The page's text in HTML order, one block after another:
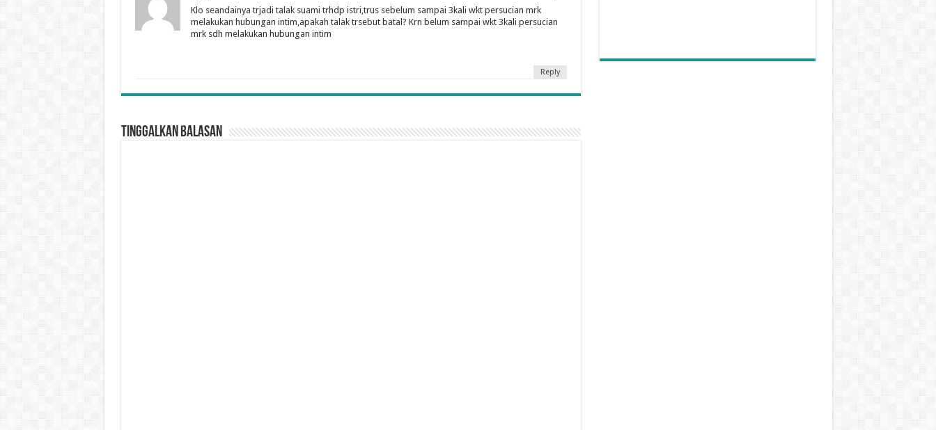
Klo seandainya trjadi talak suami trhdp istri,trus sebelum sampai 3kali wkt persucian mrk
melakukan hubungan intim,apakah talak trsebut batal? Krn belum sampai wkt 3kali persucian
mrk sdh melakukan hubungan intim
Reply
Tinggalkan Balasan